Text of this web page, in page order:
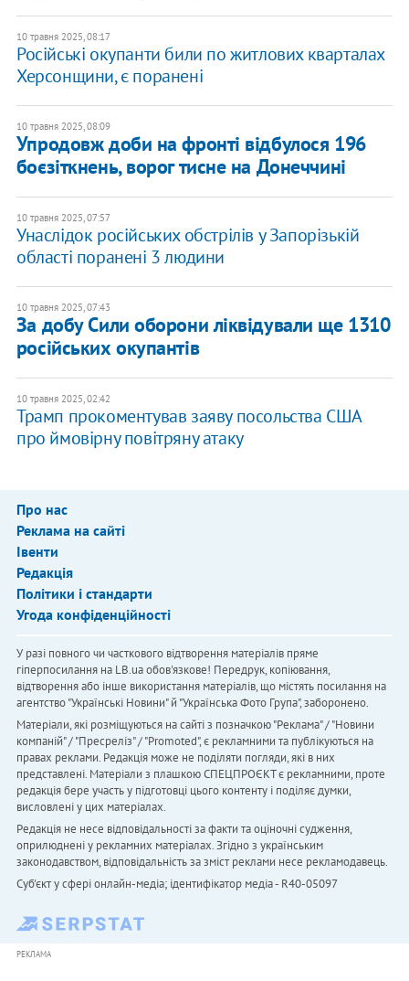
10 травня 2025, 08:17
Російські окупанти били по житлових кварталах
Херсонщини, є поранені
10 травня 2025, 08:09
Упродовж доби на фронті відбулося 196
боєзіткнень, ворог тисне на Донеччині
10 травня 2025, 07:57
Унаслідок російських обстрілів у Запорізькій
області поранені 3 людини
10 травня 2025, 07:43
За добу Сили оборони ліквідували ще 1310
російських окупантів
10 травня 2025, 02:42
Трамп прокоментував заяву посольства США
про ймовірну повітряну атаку
Про нас
Реклама на сайті
Івенти
Редакція
Політики і стандарти
Угода конфіденційності
У разі повного чи часткового відтворення матеріалів пряме
гіперпосилання на LB.ua обов'язкове! Передрук, копіювання,
відтворення або інше використання матеріалів, що містять посилання на
агентство "Українськi Новини" й "Українська Фото Група", заборонено.
Матеріали, які розміщуються на сайті з позначкою "Реклама" / "Новини
компаній" / "Пресреліз" / "Promoted", є рекламними та публікуються на
правах реклами. Редакція може не поділяти погляди, які в них
представлені. Матеріали з плашкою СПЕЦПРОЄКТ є рекламними, проте
редакція бере участь у підготовці цього контенту і поділяє думки,
висловлені у цих матеріалах.
Редакція не несе відповідальності за факти та оціночні судження,
оприлюднені у рекламних матеріалах. Згідно з українським
законодавством, відповідальність за зміст реклами несе рекламодавець.
Cуб'єкт у сфері онлайн-медіа; ідентифікатор медіа - R40-05097
РЕКЛАМА